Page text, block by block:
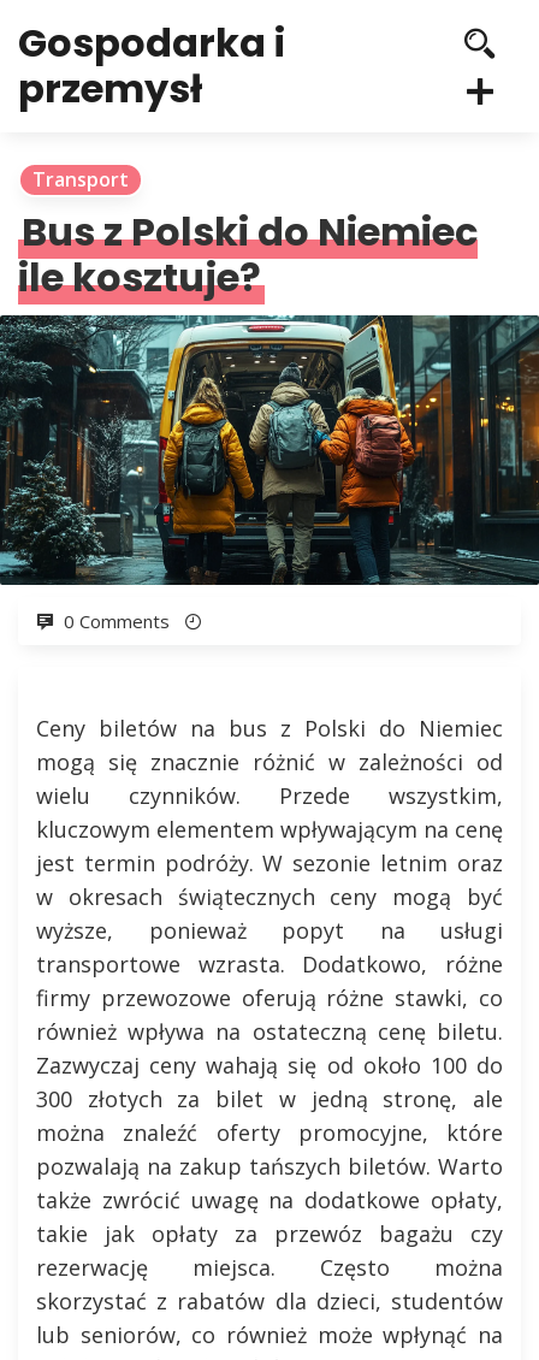
Gospodarka i
przemysł
Transport
Bus z Polski do Niemiec
ile kosztuje?
0 Comments
Ceny biletów na bus z Polski do Niemiec
mogą się znacznie różnić w zależności od
wielu czynników. Przede wszystkim,
kluczowym elementem wpływającym na cenę
jest termin podróży. W sezonie letnim oraz
w okresach świątecznych ceny mogą być
wyższe, ponieważ popyt na usługi
transportowe wzrasta. Dodatkowo, różne
firmy przewozowe oferują różne stawki, co
również wpływa na ostateczną cenę biletu.
Zazwyczaj ceny wahają się od około 100 do
300 złotych za bilet w jedną stronę, ale
można znaleźć oferty promocyjne, które
pozwalają na zakup tańszych biletów. Warto
także zwrócić uwagę na dodatkowe opłaty,
takie jak opłaty za przewóz bagażu czy
rezerwację miejsca. Często można
skorzystać z rabatów dla dzieci, studentów
lub seniorów, co również może wpłynąć na